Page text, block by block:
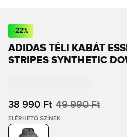
-22%
ADIDAS TÉLI KABÁT
STRIPES SYNTHETIC
38 990 Ft 49 990 Ft
ELÉRHETŐ SZÍNEK